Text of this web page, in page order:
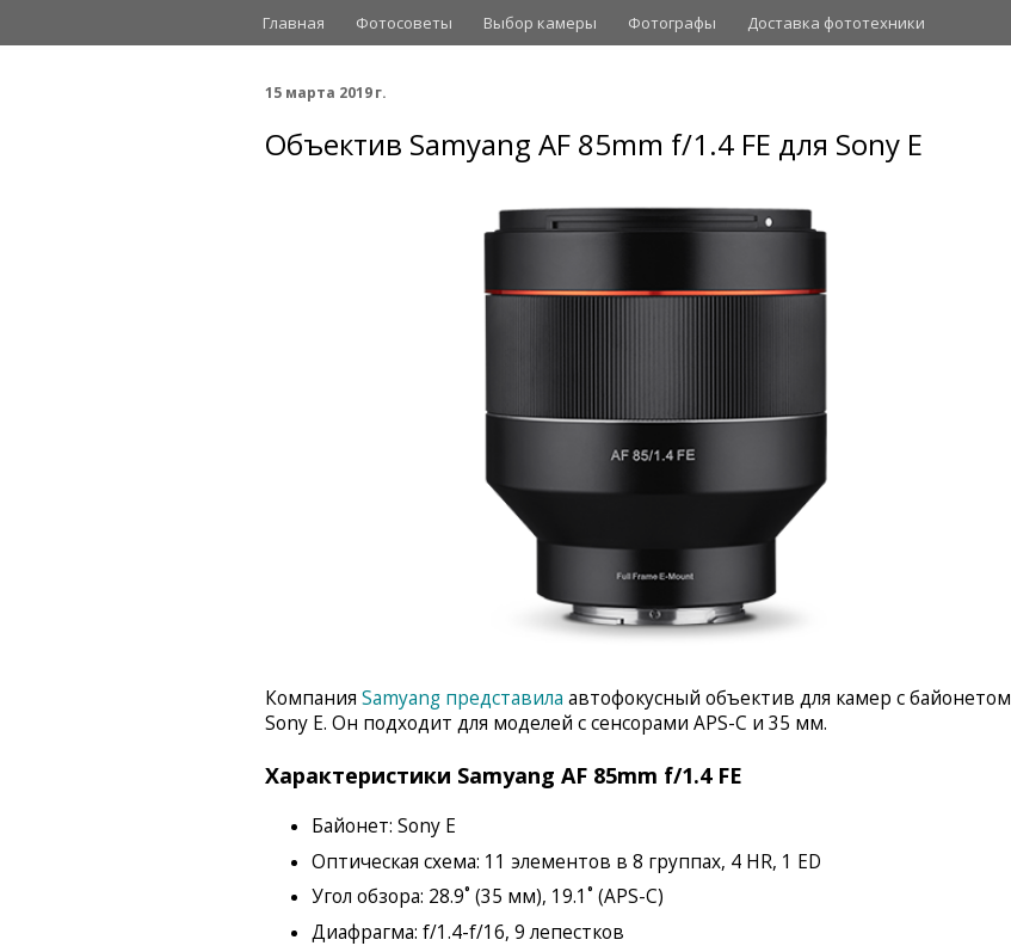
Главная Фотосоветы Выбор камеры Фотографы Доставка фототехники
15 марта 2019 г.
Объектив Samyang AF 85mm f/1.4 FE для Sony E
Компания Samyang представила автофокусный объектив для камер с байонетом
Sony E. Он подходит для моделей с сенсорами APS-C и 35 мм.
Характеристики Samyang AF 85mm f/1.4 FE
Байонет: Sony E
Оптическая схема: 11 элементов в 8 группах, 4 HR, 1 ED
Угол обзора: 28.9˚ (35 мм), 19.1˚ (APS-C)
Диафрагма: f/1.4-f/16, 9 лепестков